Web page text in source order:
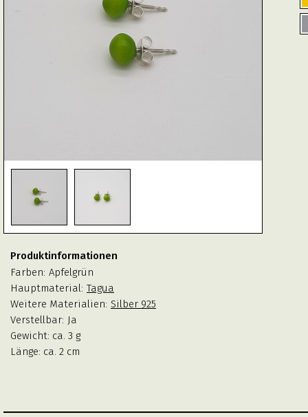
Produktinformationen
Farben: Apfelgrün
Hauptmaterial: Tagua
Weitere Materialien: Silber 925
Verstellbar: Ja
Gewicht: ca. 3 g
Länge: ca. 2 cm